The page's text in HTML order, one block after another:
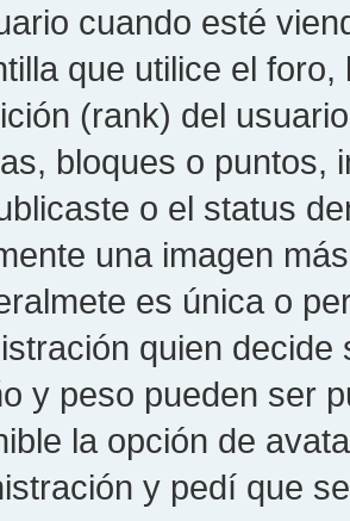
cuando esté
que utilice el
(rank) del
bloques o puntos,
o el status
una imagen
es única o
quien
y peso pueden ser
la opción de
y pedí que